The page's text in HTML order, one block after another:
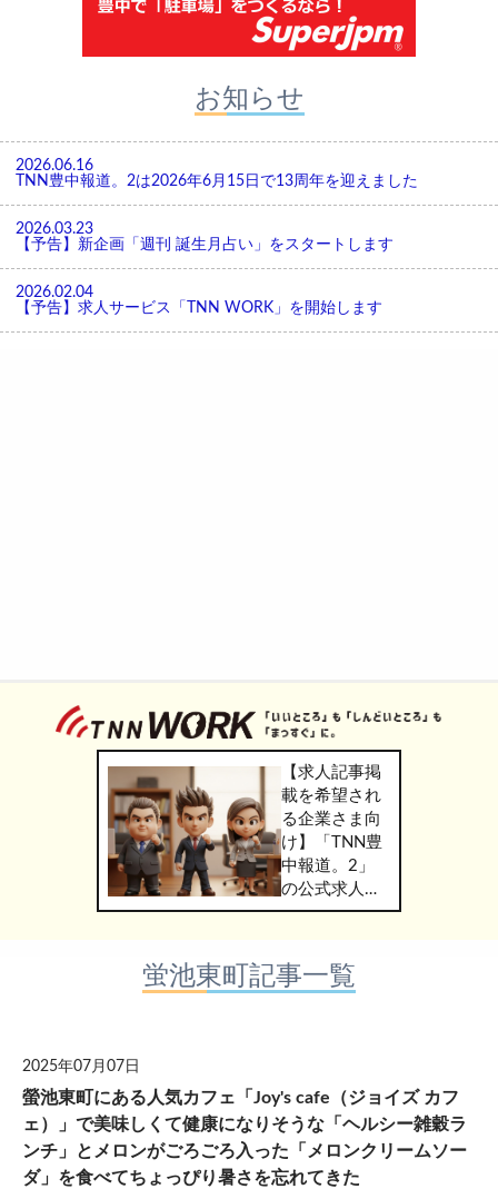
お知らせ
2026.06.16
TNN豊中報道。2は2026年6月15日で13周年を迎えました
2026.03.23
【予告】新企画「週刊 誕生月占い」をスタートします
2026.02.04
【予告】求人サービス「TNN WORK」を開始します
【求人記事掲
載を希望され
る企業さま向
け】「TNN豊
中報道。2」
の公式求人情
報サービス
WORK」のご
掲載につきま
蛍池東町記事一覧
2025年07月07日
螢池東町にある人気カフェ「Joy's cafe（ジョイズ カフ
ェ）」で美味しくて健康になりそうな「ヘルシー雑穀ラ
ンチ」とメロンがごろごろ入った「メロンクリームソー
ダ」を食べてちょっぴり暑さを忘れてきた